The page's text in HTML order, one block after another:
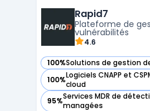
données, Netskope offre
contrôle sans précédent
Rapid7
Plateforme de
vulnérabilités
4.6
100%Solutions de gestion
— voir Rapid7 dans cette
100%Logiciels CNAPP et
cloud
— voir Rapid7 dans cette
95%Services MDR de
managées
— voir Rapid7 dans cette